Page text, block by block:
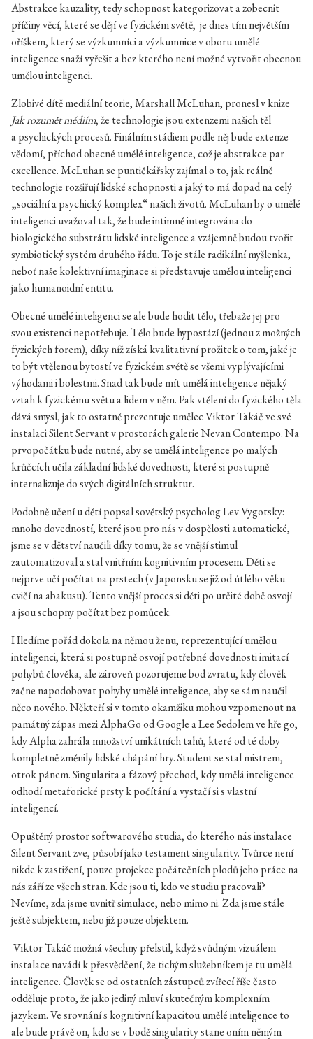
Abstrakce kauzality, tedy schopnost kategorizovat a zobecnit
příčiny věcí, které se dějí ve fyzickém světě, je dnes tím největším
oříškem, který se výzkumníci a výzkumnice v oboru umělé
inteligence snaží vyřešit a bez kterého není možné vytvořit obecnou
umělou inteligenci.
Zlobivé dítě mediální teorie, Marshall McLuhan, pronesl v knize
Jak rozumět médiím, že technologie jsou extenzemi našich těl
a psychických procesů. Finálním stádiem podle něj bude extenze
vědomí, příchod obecné umělé inteligence, což je abstrakce par
excellence. McLuhan se puntičkářsky zajímal o to, jak reálně
technologie rozšiřují lidské schopnosti a jaký to má dopad na celý
„sociální a psychický komplex“ našich životů. McLuhan by o umělé
inteligenci uvažoval tak, že bude intimně integrována do
biologického substrátu lidské inteligence a vzájemně budou tvořit
symbiotický systém druhého řádu. To je stále radikální myšlenka,
neboť naše kolektivní imaginace si představuje umělou inteligenci
jako humanoidní entitu.
Obecné umělé inteligenci se ale bude hodit tělo, třebaže jej pro
svou existenci nepotřebuje. Tělo bude hypostází (jednou z možných
fyzických forem), díky níž získá kvalitativní prožitek o tom, jaké je
to být vtělenou bytostí ve fyzickém světě se všemi vyplývajícími
výhodami i bolestmi. Snad tak bude mít umělá inteligence nějaký
vztah k fyzickému světu a lidem v něm. Pak vtělení do fyzického těla
dává smysl, jak to ostatně prezentuje umělec Viktor Takáč ve své
instalaci Silent Servant v prostorách galerie Nevan Contempo. Na
prvopočátku bude nutné, aby se umělá inteligence po malých
krůčcích učila základní lidské dovednosti, které si postupně
internalizuje do svých digitálních struktur.
Podobně učení u dětí popsal sovětský psycholog Lev Vygotsky:
mnoho dovedností, které jsou pro nás v dospělosti automatické,
jsme se v dětství naučili díky tomu, že se vnější stimul
zautomatizoval a stal vnitřním kognitivním procesem. Děti se
nejprve učí počítat na prstech (v Japonsku se již od útlého věku
cvičí na abakusu). Tento vnější proces si děti po určité době osvojí
a jsou schopny počítat bez pomůcek.
Hledíme pořád dokola na němou ženu, reprezentující umělou
inteligenci, která si postupně osvojí potřebné dovednosti imitací
pohybů člověka, ale zároveň pozorujeme bod zvratu, kdy člověk
začne napodobovat pohyby umělé inteligence, aby se sám naučil
něco nového. Někteří si v tomto okamžiku mohou vzpomenout na
památný zápas mezi AlphaGo od Google a Lee Sedolem ve hře go,
kdy Alpha zahrála množství unikátních tahů, které od té doby
kompletně změnily lidské chápání hry. Student se stal mistrem,
otrok pánem. Singularita a fázový přechod, kdy umělá inteligence
odhodí metaforické prsty k počítání a vystačí si s vlastní
inteligencí.
Opuštěný prostor softwarového studia, do kterého nás instalace
Silent Servant zve, působí jako testament singularity. Tvůrce není
nikde k zastižení, pouze projekce počátečních plodů jeho práce na
nás září ze všech stran. Kde jsou ti, kdo ve studiu pracovali?
Nevíme, zda jsme uvnitř simulace, nebo mimo ni. Zda jsme stále
ještě subjektem, nebo již pouze objektem.
Viktor Takáč možná všechny přelstil, když svůdným vizuálem
instalace navádí k přesvědčení, že tichým služebníkem je tu umělá
inteligence. Člověk se od ostatních zástupců zvířecí říše často
odděluje proto, že jako jediný mluví skutečným komplexním
jazykem. Ve srovnání s kognitivní kapacitou umělé inteligence to
ale bude právě on, kdo se v bodě singularity stane oním němým